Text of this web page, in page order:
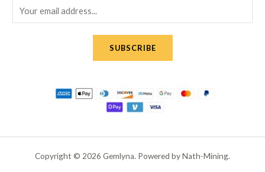
m
SUBSCRIBE
Copyright © 2026 Gemlyna. Powered by Nath-Mining.